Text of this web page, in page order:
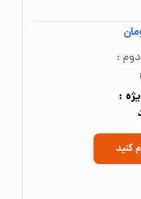
:
:
کنید